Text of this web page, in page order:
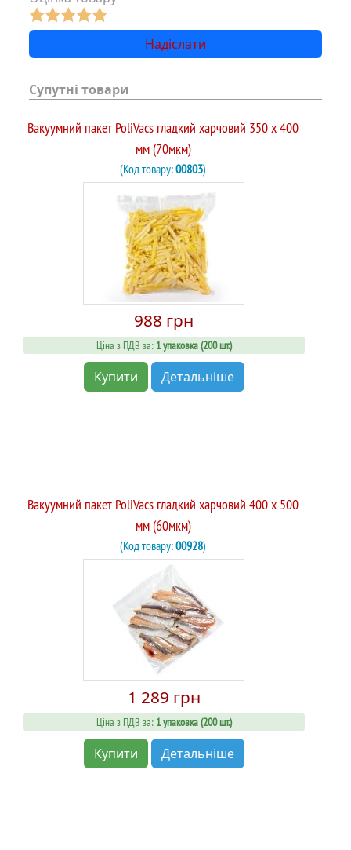
Супутні товари
Вакуумний пакет PoliVacs гладкий харчовий 350 х 400
мм (70мкм)
(Код товару:00803)
988 грн
Ціна з ПДВ за: 1 упаковка (200 шт.)
Купити Детальніше
Вакуумний пакет PoliVacs гладкий харчовий 400 х 500
мм (60мкм)
(Код товару:00928)
1 289 грн
Ціна з ПДВ за: 1 упаковка (200 шт.)
Купити Детальніше